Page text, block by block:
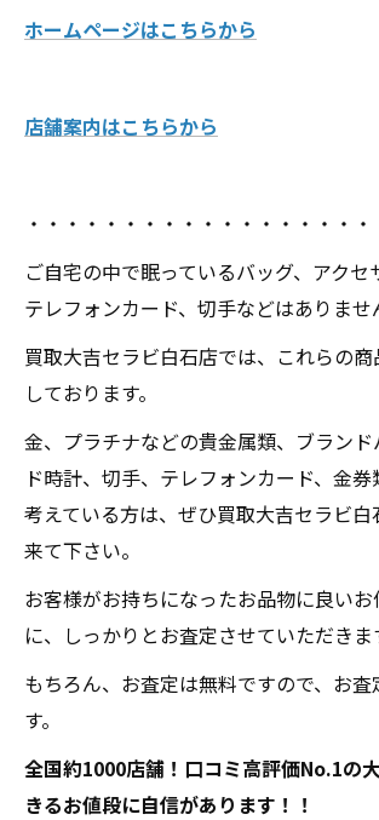
ホームページはこちらから
店舗案内はこちらから
・・・・・・・・・・・・・・・・・・
ご自宅の中で眠っているバッグ、アクセ
テレフォンカード、切手などはありませ
買取大吉セラビ白石店では、これらの
しております。
金、プラチナなどの貴金属類、ブラン
ド時計、切手、テレフォンカード、金
考えている方は、ぜひ買取大吉セラビ
来て下さい。
お客様がお持ちになったお品物に良いお
に、しっかりとお査定させていただきま
もちろん、お査定は無料ですので、お査
す。
全国約1000店舗！口コミ高評価No.1の
きるお値段に自信があります！！